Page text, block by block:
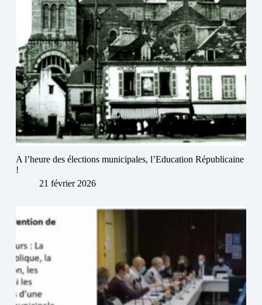
A l’heure des élections municipales, l’Education Républicaine
!
21 février 2026